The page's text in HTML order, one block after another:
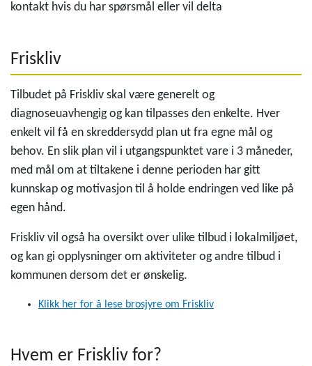
kontakt hvis du har spørsmål eller vil delta
Friskliv
Tilbudet på Friskliv skal være generelt og
diagnoseuavhengig og kan tilpasses den enkelte. Hver
enkelt vil få en skreddersydd plan ut fra egne mål og
behov. En slik plan vil i utgangspunktet vare i 3 måneder,
med mål om at tiltakene i denne perioden har gitt
kunnskap og motivasjon til å holde endringen ved like på
egen hånd.
Friskliv vil også ha oversikt over ulike tilbud i lokalmiljøet,
og kan gi opplysninger om aktiviteter og andre tilbud i
kommunen dersom det er ønskelig.
Klikk her for å lese brosjyre om Friskliv
Hvem er Friskliv for?